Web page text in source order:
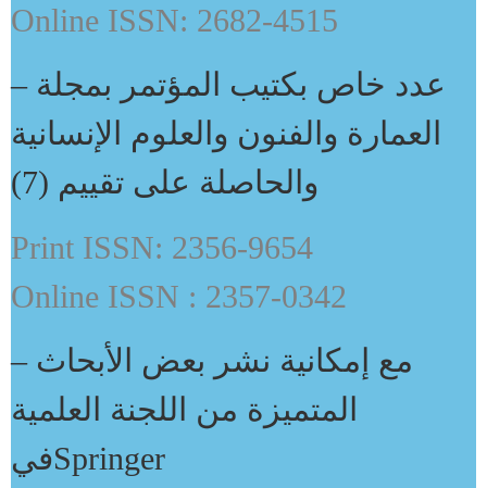
Online ISSN: 2682-4515
– عدد خاص بكتيب المؤتمر بمجلة
العمارة والفنون والعلوم الإنسانية
والحاصلة على تقييم (7)
Print ISSN: 2356-9654
Online ISSN : 2357-0342
– مع إمكانية نشر بعض الأبحاث
المتميزة من اللجنة العلمية
فيSpringer